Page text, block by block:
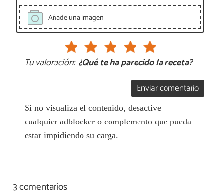
Añade una imagen
Tu valoración: ¿Qué te ha parecido la receta?
Enviar comentario
Si no visualiza el contenido, desactive
cualquier adblocker o complemento que pueda
estar impidiendo su carga.
3 comentarios